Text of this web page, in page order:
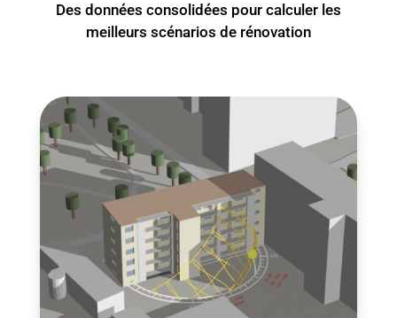
Des données consolidées pour calculer les
meilleurs scénarios de rénovation